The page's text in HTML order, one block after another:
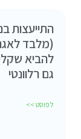
התייעצות
(מלבד
להביא
גם רלוונטי
לפוסט >>